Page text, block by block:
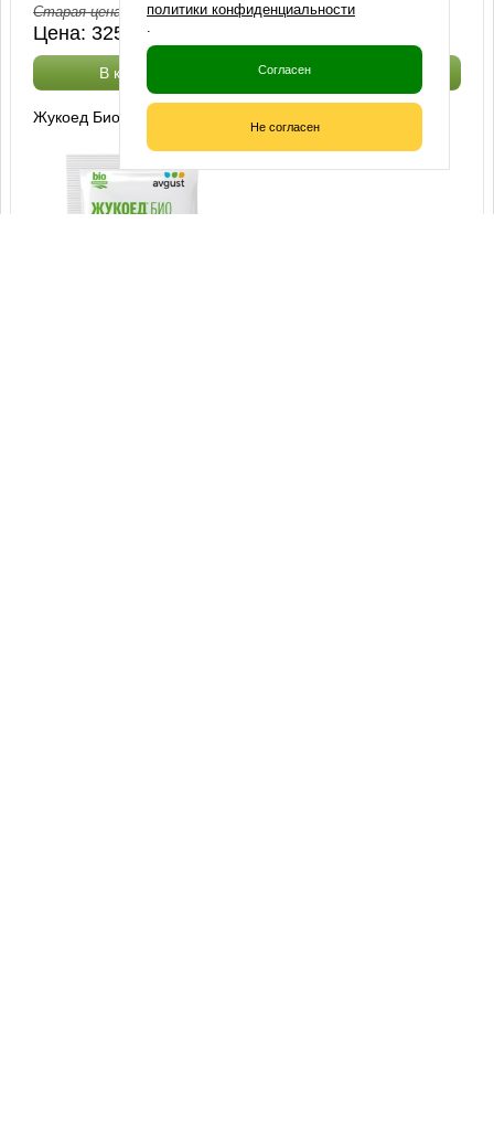
Старая цена: 3500руб.
Цена:3250 руб.
В корзину
Старая цена:
Жукоед Био, СК (1,5 мл)
политики конфиденциальности
.
Согласен
Не согласен